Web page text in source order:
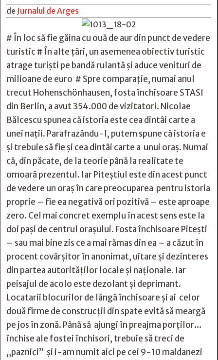
de Jurnalul de Arges
# În loc să fie găina cu ouă de aur din punct de vedere
turistic # În alte țări, un asemenea obiectiv turistic
atrage turiști pe bandă rulantă și aduce venituri de
milioane de euro # Spre comparație, numai anul
trecut Hohenschönhausen, fosta închisoare STASI
din Berlin, a avut 354.000 de vizitatori. Nicolae
Bălcescu spunea că istoria este cea dintâi carte a
unei naţii. Parafrazându-l, putem spune că istoria e
și trebuie să fie și cea dintâi carte a unui oraș. Numai
că, din păcate, de la teorie până la realitate te
omoară prezentul. Iar Piteștiul este din acest punct
de vedere un oraș în care preocuparea pentru istoria
proprie – fie ea negativă ori pozitivă – este aproape
zero. Cel mai concret exemplu în acest sens este la
doi pași de centrul orașului. Fosta închisoare Pitești
– sau mai bine zis ce a mai rămas din ea – a căzut în
procent covârșitor în anonimat, uitare și dezinteres
din partea autorităților locale și naționale. Iar
peisajul de acolo este dezolant și deprimant.
Locatarii blocurilor de lângă închisoare și ai celor
două firme de construcții din spate evită să meargă
pe jos în zonă. Până să ajungi în preajma porților…
închise ale fostei închisori, trebuie să treci de
„paznici” și i-am numit aici pe cei 9-10 maidanezi